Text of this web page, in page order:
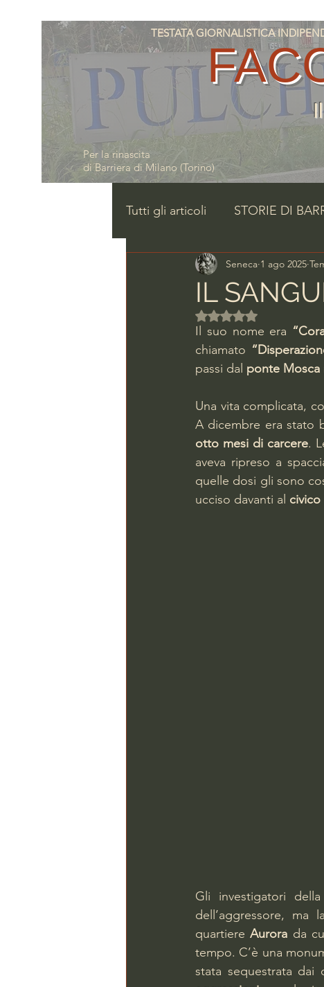
Per la rinascita
di Barriera di Milano (Torino)
TESTATA GIORNALISTICA
Tutti gli articoli STORIE DI
IL
Seneca 1 ago 2025
Valutazione NaN stelle
Il suo nome era
chiamato
passi dal ponte Mosca
Una vita complicata,
A dicembre era stato
otto mesi di carcere.
aveva ripreso a
quelle dosi gli sono
ucciso davanti al
Gli investigatori della
dell’aggressore,
quartiere Aurora da
tempo. C’è una
stata sequestrata dai